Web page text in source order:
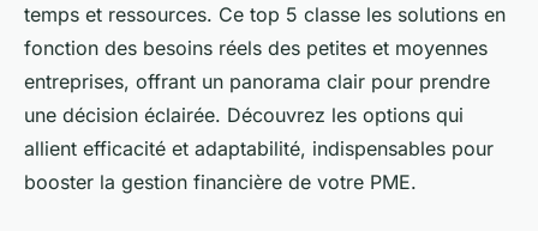
temps et ressources. Ce top 5 classe les solutions en
fonction des besoins réels des petites et moyennes
entreprises, offrant un panorama clair pour prendre
une décision éclairée. Découvrez les options qui
allient efficacité et adaptabilité, indispensables pour
booster la gestion financière de votre PME.